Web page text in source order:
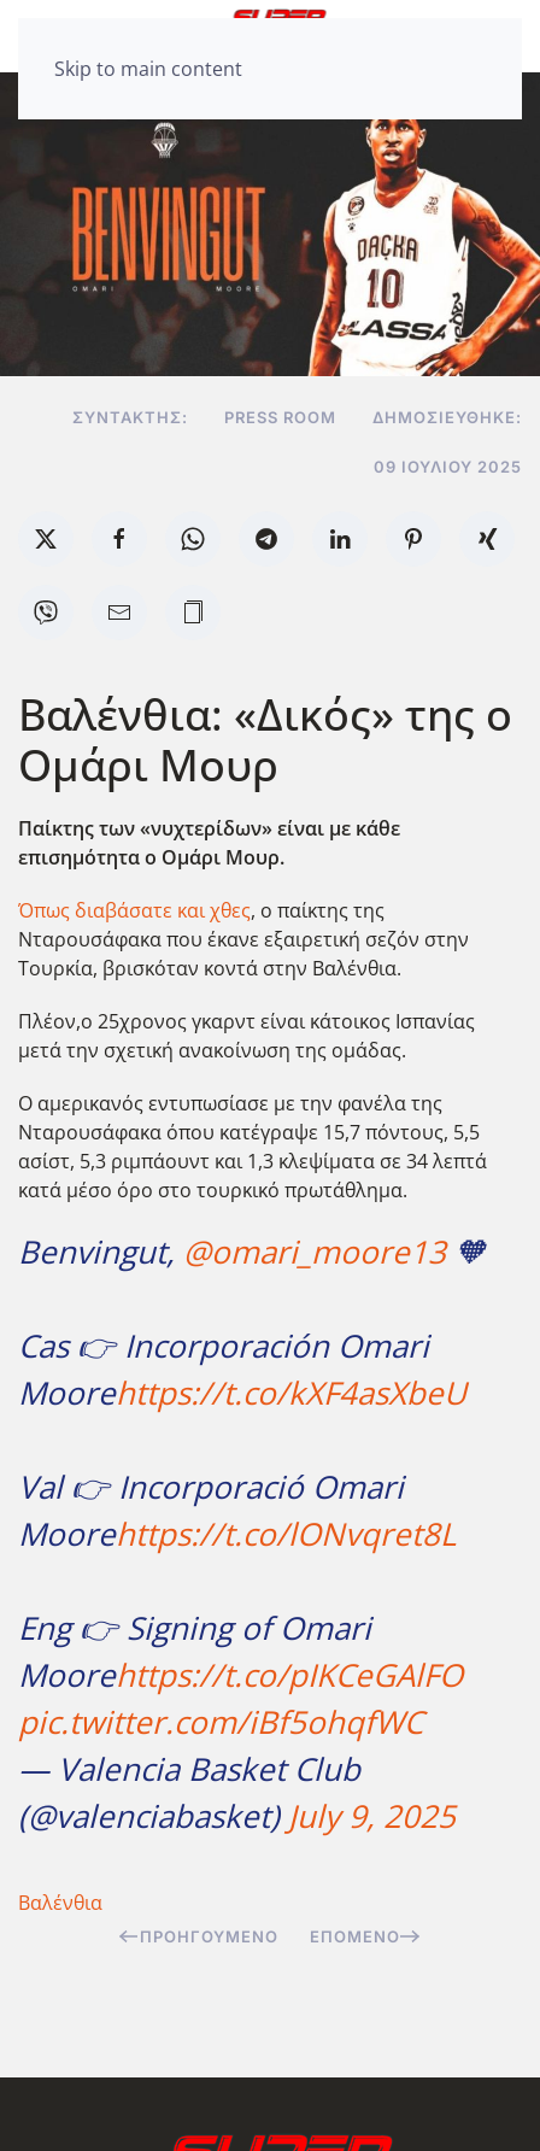
Skip to main content
ΣΥΝΤΆΚΤΗΣ: PRESS ROOM ΔΗΜΟΣΙΕΎΘΗΚΕ:
09 ΙΟΥΛΊΟΥ 2025
Βαλένθια: «Δικός» της ο
Ομάρι Μουρ
Παίκτης των «νυχτερίδων» είναι με κάθε
επισημότητα ο Ομάρι Μουρ.
Όπως διαβάσατε και χθες, ο παίκτης της
Νταρουσάφακα που έκανε εξαιρετική σεζόν στην
Τουρκία, βρισκόταν κοντά στην Βαλένθια.
Πλέον,ο 25χρονος γκαρντ είναι κάτοικος Ισπανίας
μετά την σχετική ανακοίνωση της ομάδας.
Ο αμερικανός εντυπωσίασε με την φανέλα της
Νταρουσάφακα όπου κατέγραψε 15,7 πόντους, 5,5
ασίστ, 5,3 ριμπάουντ και 1,3 κλεψίματα σε 34 λεπτά
κατά μέσο όρο στο τουρκικό πρωτάθλημα.
Benvingut, @omari_moore13🧡
Cas 👉 Incorporación Omari
Moorehttps://t.co/kXF4asXbeU
Val 👉 Incorporació Omari
Moorehttps://t.co/lONvqret8L
Eng 👉 Signing of Omari
Moorehttps://t.co/pIKCeGAlFO
pic.twitter.com/iBf5ohqfWC
— Valencia Basket Club
(@valenciabasket) July 9, 2025
Βαλένθια
ΠΡΟΗΓΟΎΜΕΝΟ ΕΠΌΜΕΝΟ